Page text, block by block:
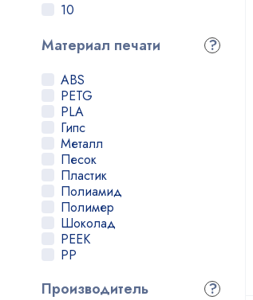
10
Материал печати ?
ABS
PETG
PLA
Гипс
Металл
Песок
Пластик
Полиамид
Полимер
Шоколад
PEEK
PP
Гранулят
Производитель ?